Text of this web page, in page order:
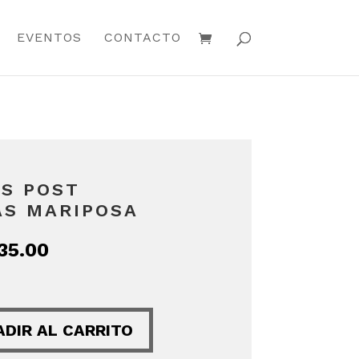
EVENTOS CONTACTO
POST
MARIPOSA
El
es:
S/ 135.00.
AL CARRITO